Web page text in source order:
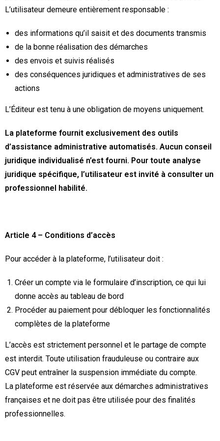
L’utilisateur demeure entièrement responsable :
des informations qu’il saisit et des documents transmis
de la bonne réalisation des démarches
des envois et suivis réalisés
des conséquences juridiques et administratives de ses
actions
L’Éditeur est tenu à une obligation de moyens uniquement.
La plateforme fournit exclusivement des outils
d’assistance administrative automatisés. Aucun conseil
juridique individualisé n’est fourni. Pour toute analyse
juridique spécifique, l’utilisateur est invité à consulter un
professionnel habilité.
Article 4 – Conditions d’accès
Pour accéder à la plateforme, l’utilisateur doit :
Créer un compte via le formulaire d’inscription, ce qui lui
donne accès au tableau de bord
Procéder au paiement pour débloquer les fonctionnalités
complètes de la plateforme
L’accès est strictement personnel et le partage de compte
est interdit. Toute utilisation frauduleuse ou contraire aux
CGV peut entraîner la suspension immédiate du compte.
La plateforme est réservée aux démarches administratives
françaises et ne doit pas être utilisée pour des finalités
professionnelles.